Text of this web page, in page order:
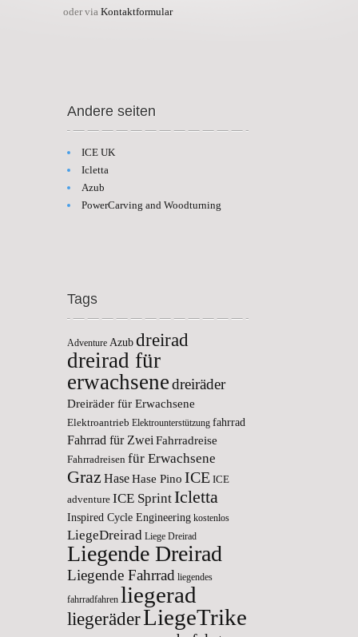
oder via Kontaktformular
Andere seiten
ICE UK
Icletta
Azub
PowerCarving and Woodturning
Tags
Adventure Azubdreirad
dreirad für
erwachsenedreiräder
Dreiräder für Erwachsene
Elektroantrieb Elektrounterstützung fahrrad
Fahrrad für Zwei Fahrradreise
Fahrradreisen für Erwachsene
Graz HaseHase Pino ICE ICE
adventure ICE SprintIcletta
Inspired Cycle Engineering kostenlos
LiegeDreirad Liege Dreirad
Liegende Dreirad
Liegende Fahrrad liegendes
fahrradfahren liegerad
liegeräderLiegeTrike